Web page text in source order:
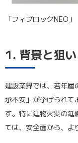
「フィブロックNEO」
1. 背景と狙い
建設業界では、若年
承不安」が挙げられて
す。特に建物火災の延
ては、安全面から、よ